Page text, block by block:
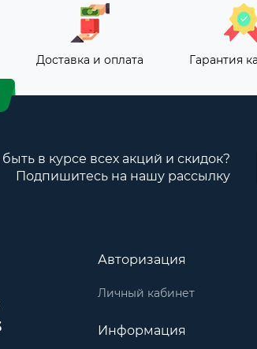
Доставка и оплата Гарантия
в курсе всех акций и скидок?
Подпишитесь на нашу рассылку
Авторизация
Личный кабинет
Информация